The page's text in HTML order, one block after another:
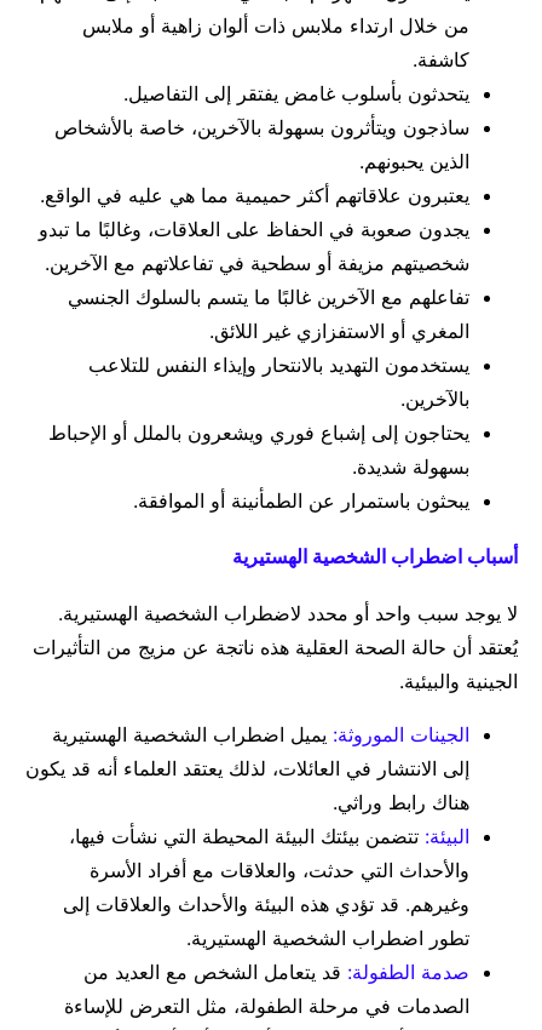
من خلال ارتداء ملابس ذات ألوان زاهية أو ملابس
كاشفة.
يتحدثون بأسلوب غامض يفتقر إلى التفاصيل.
ساذجون ويتأثرون بسهولة بالآخرين، خاصة بالأشخاص
الذين يحبونهم.
يعتبرون علاقاتهم أكثر حميمية مما هي عليه في الواقع.
يجدون صعوبة في الحفاظ على العلاقات، وغالبًا ما تبدو
شخصيتهم مزيفة أو سطحية في تفاعلاتهم مع الآخرين.
تفاعلهم مع الآخرين غالبًا ما يتسم بالسلوك الجنسي
المغري أو الاستفزازي غير اللائق.
يستخدمون التهديد بالانتحار وإيذاء النفس للتلاعب
بالآخرين.
يحتاجون إلى إشباع فوري ويشعرون بالملل أو الإحباط
بسهولة شديدة.
يبحثون باستمرار عن الطمأنينة أو الموافقة.
أسباب اضطراب الشخصية الهستيرية
لا يوجد سبب واحد أو محدد لاضطراب الشخصية الهستيرية.
يُعتقد أن حالة الصحة العقلية هذه ناتجة عن مزيج من التأثيرات
الجينية والبيئية.
الجينات الموروثة: يميل اضطراب الشخصية الهستيرية
إلى الانتشار في العائلات، لذلك يعتقد العلماء أنه قد يكون
هناك رابط وراثي.
البيئة: تتضمن بيئتك البيئة المحيطة التي نشأت فيها،
والأحداث التي حدثت، والعلاقات مع أفراد الأسرة
وغيرهم. قد تؤدي هذه البيئة والأحداث والعلاقات إلى
تطور اضطراب الشخصية الهستيرية.
صدمة الطفولة: قد يتعامل الشخص مع العديد من
الصدمات في مرحلة الطفولة، مثل التعرض للإساءة